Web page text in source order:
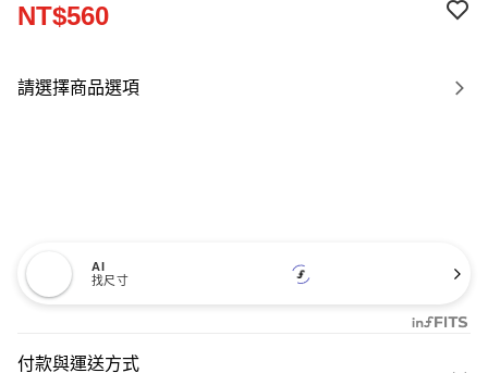
NT$560
請選擇商品選項
AI
找尺寸
付款與運送方式